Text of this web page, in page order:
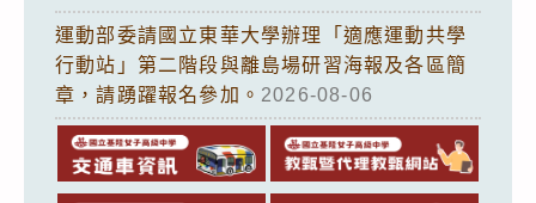
運動部委請國立東華大學辦理「適應運動共學
行動站」第二階段與離島場研習海報及各區簡
章，請踴躍報名參加。 2026-08-06